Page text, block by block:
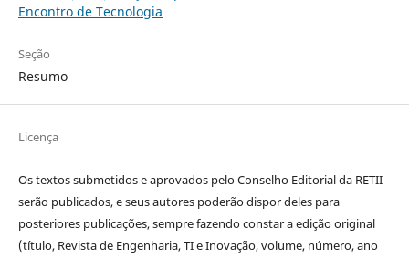
Encontro de Tecnologia
Seção
Resumo
Licença
Os textos submetidos e aprovados pelo Conselho Editorial da RETII
serão publicados, e seus autores poderão dispor deles para
posteriores publicações, sempre fazendo constar a edição original
(título, Revista de Engenharia, TI e Inovação, volume, número, ano